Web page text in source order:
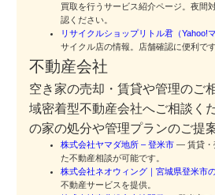
買取を行うサービス紹介ページ。夜間
認ください。
リサイクルショップリトル君（Yahoo!マ
サイクル店の情報。店舗確認に便利です
不動産会社
空き家の売却・賃貸や管理のご
域密着型不動産会社へご相談く
の家の処分や管理プランのご提
株式会社ヤマダ地所 – 登米市 — 賃貸・
た不動産相談が可能です。
株式会社ネオウィング｜宮城県登米市
不動産サービスを提供。